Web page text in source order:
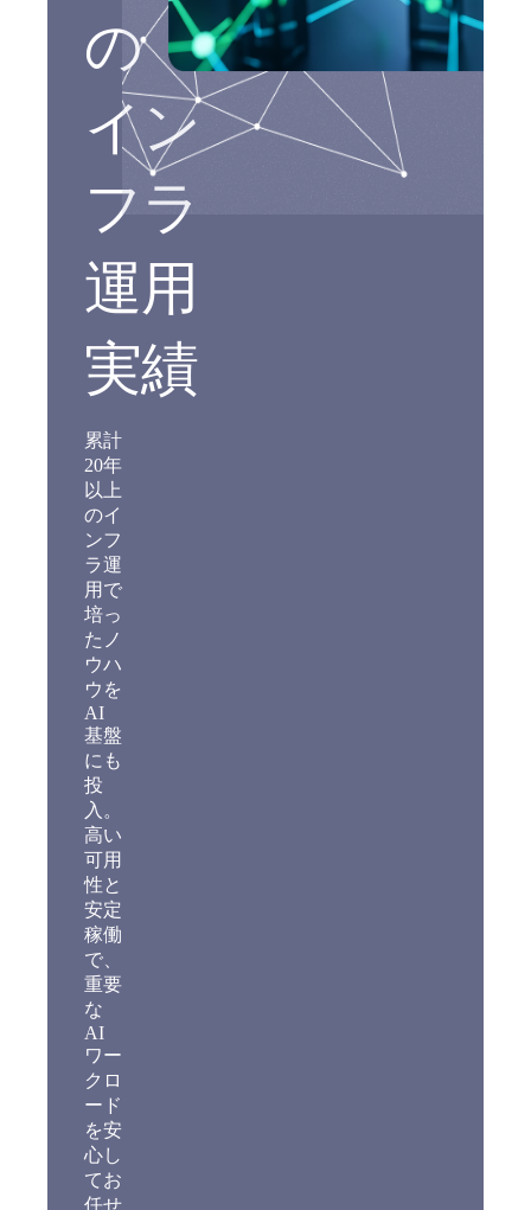
の
イン
フラ
運用
実績
累計
20年
以上
のイ
ンフ
ラ運
用で
培っ
たノ
ウハ
ウを
AI
基盤
にも
投
入。
高い
可用
性と
安定
稼働
で、
重要
な
AI
ワー
クロ
ード
を安
心し
てお
任せ